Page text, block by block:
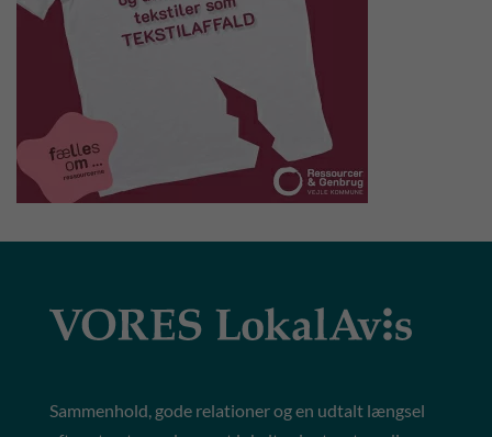
Sammenhold, gode relationer og en udtalt længsel